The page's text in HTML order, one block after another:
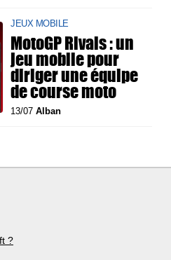
JEUX MOBILE
MotoGP Rivals : un
jeu mobile pour
diriger une équipe
de course moto
13/07Alban
?